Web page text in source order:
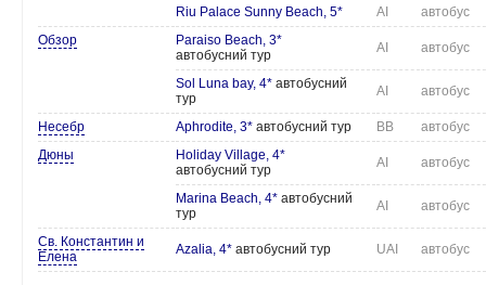
Riu Palace Sunny Beach, 5* AI
автобус
Обзор
Paraiso Beach, 3*
автобусний тур
AI автобус
Sol Luna bay, 4* автобусний
тур
AI автобус
Несебр Aphrodite, 3* автобусний тур BB
автобус
Дюны
Holiday Village, 4*
автобусний тур
AI автобус
Marina Beach, 4* автобусний
тур
AI автобус
Св. Константин и
Елена
Azalia, 4* автобусний тур UAI автобус